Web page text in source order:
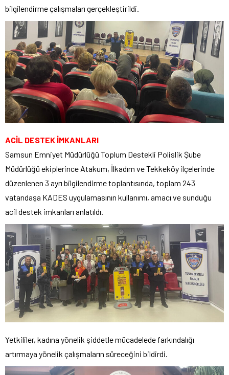
bilgilendirme çalışmaları gerçekleştirildi.
ACİL DESTEK İMKANLARI
Samsun Emniyet Müdürlüğü Toplum Destekli Polislik Şube
Müdürlüğü ekiplerince Atakum, İlkadım ve Tekkeköy ilçelerinde
düzenlenen 3 ayrı bilgilendirme toplantısında, toplam 243
vatandaşa KADES uygulamasının kullanımı, amacı ve sunduğu
acil destek imkanları anlatıldı.
Yetkililer, kadına yönelik şiddetle mücadelede farkındalığı
artırmaya yönelik çalışmaların süreceğini bildirdi.